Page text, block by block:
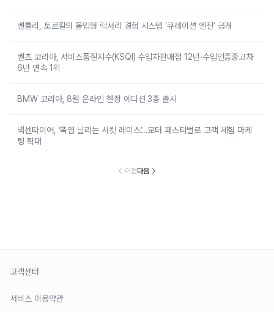
벤틀리, 토르칼의 몰입형 럭셔리 경험 시스템 ‘큐레이션 엔진’ 공개
벤츠 코리아, 서비스품질지수(KSQI) 수입차판매점 12년·수입인증중고차
6년 연속 1위
BMW 코리아, 8월 온라인 한정 에디션 3종 출시
넥센타이어, ‘폭염 날리는 서킷 레이스’…모터 페스티벌로 고객 체험 마케
팅 확대
이전다음
고객센터
서비스 이용약관